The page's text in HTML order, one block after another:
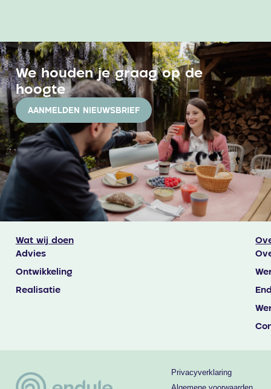
We houden je graag op de
hoogte
AANMELDEN NIEUWSBRIEF
Wat wij doen
Advies
Ontwikkeling
Realisatie
Privacyverklaring